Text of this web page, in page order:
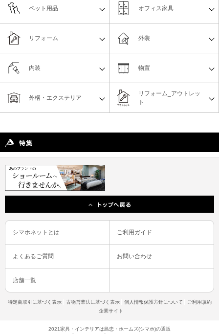
ペット用品 オフィス家具
リフォーム
リフォーム_アウトレッ
ト
物置
外構・エクステリア
外装
内装
シマホネットとは ご利用ガイド
よくあるご質問 お問い合わせ
店舗一覧
特定商取引に基づく表示 古物営業法に基づく表示 個人情報保護方針について
ご利用規約
企業サイト
2021家具・インテリアは島忠・ホームズ(シマホ)の通販